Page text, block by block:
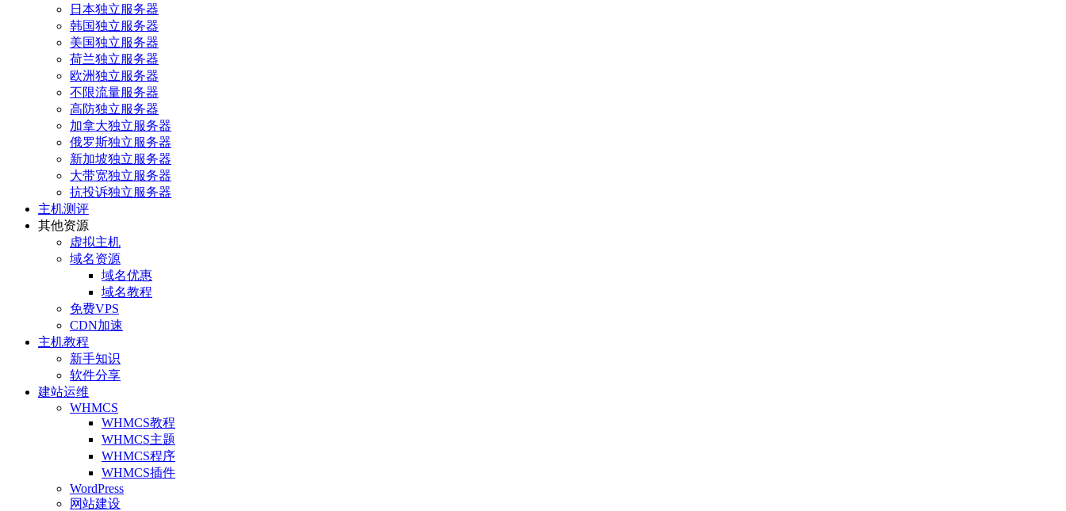
日本独立服务器
韩国独立服务器
美国独立服务器
荷兰独立服务器
欧洲独立服务器
不限流量服务器
高防独立服务器
加拿大独立服务器
俄罗斯独立服务器
新加坡独立服务器
大带宽独立服务器
抗投诉独立服务器
主机测评
其他资源
虚拟主机
域名资源
域名优惠
域名教程
免费VPS
CDN加速
主机教程
新手知识
软件分享
建站运维
WHMCS
WHMCS教程
WHMCS主题
WHMCS程序
WHMCS插件
WordPress
网站建设